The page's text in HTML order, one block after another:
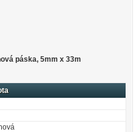
páska, 5mm x 33m